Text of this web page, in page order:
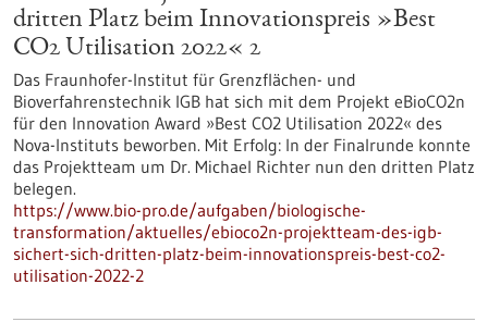
dritten Platz beim Innovationspreis »Best
CO2 Utilisation 2022« 2
Das Fraunhofer-Institut für Grenzflächen- und
Bioverfahrenstechnik IGB hat sich mit dem Projekt eBioCO2n
für den Innovation Award »Best CO2 Utilisation 2022« des
Nova-Instituts beworben. Mit Erfolg: In der Finalrunde konnte
das Projektteam um Dr. Michael Richter nun den dritten Platz
belegen.
https://www.bio-pro.de/aufgaben/biologische-
transformation/aktuelles/ebioco2n-projektteam-des-igb-
sichert-sich-dritten-platz-beim-innovationspreis-best-co2-
utilisation-2022-2